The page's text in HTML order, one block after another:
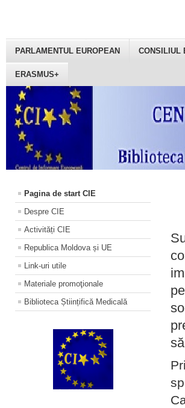
PARLAMENTUL EUROPEAN CONSILIUL
ERASMUS+
Pagina de start CIE
Despre CIE
Activități CIE
Republica Moldova și UE
Link-uri utile
Materiale promoţionale
Biblioteca Științifică Medicală